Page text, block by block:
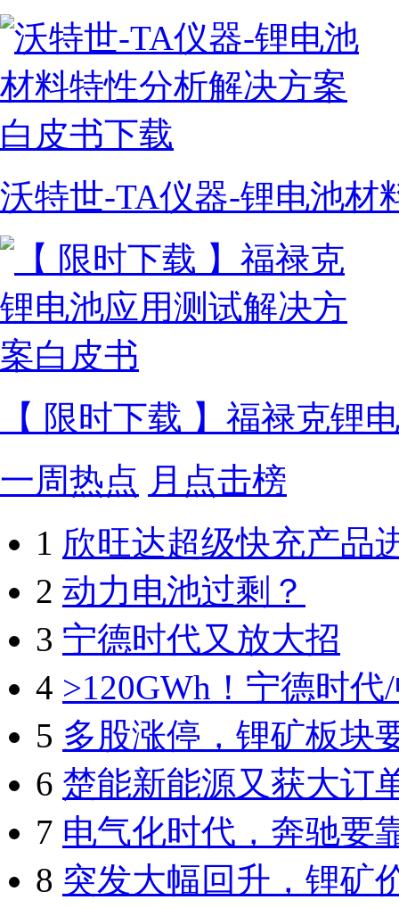
沃特世-TA仪器-锂电池材
【 限时下载 】福禄克锂
一周热点 月点击榜
1 欣旺达超级快充产品
2 动力电池过剩？
3 宁德时代又放大招
4 >120GWh！宁德时
5 多股涨停，锂矿板块
6 楚能新能源又获大订
7 电气化时代，奔驰要
8 突发大幅回升，锂矿